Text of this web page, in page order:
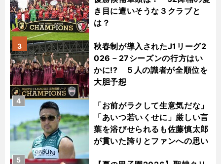
き目に遭いそうな３クラブと
は？
秋春制が導入されたJ1リーグ2
026－27シーズンの行方はい
かに!? ５人の識者が全順位を
大胆予想
3
「お前がラクして生意気だな」
「あいつ若いくせに」厳しい言
葉を浴びせられるも佐藤慎太郎
が貫いた誇りとファンへの思い
4
5